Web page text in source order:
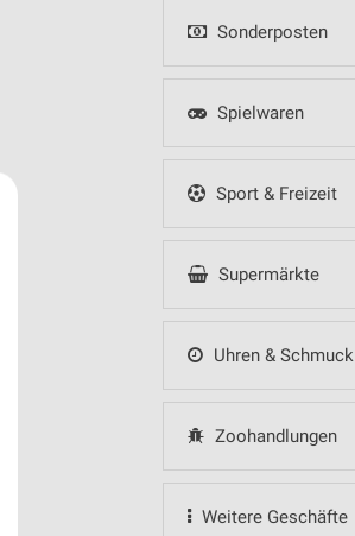
Sonderposten
Spielwaren
Sport & Freizeit
Supermärkte
Uhren & Schmuck
Zoohandlungen
Weitere Geschäfte